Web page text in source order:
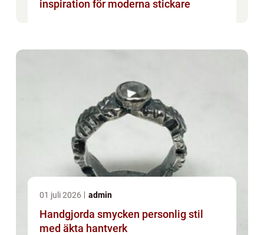
inspiration för moderna stickare
01 juli 2026 admin
Handgjorda smycken personlig stil
med äkta hantverk